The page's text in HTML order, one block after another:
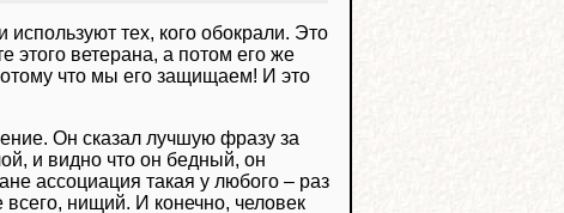
тех, кого обокрали. Это
этого ветерана, а потом его же
что мы его защищаем! И это
Он сказал лучшую фразу за
и видно что он бедный, он
ассоциация такая у любого – раз
всего, нищий. И конечно, человек